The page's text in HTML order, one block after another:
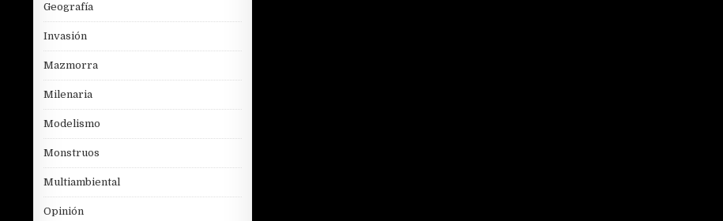
Geografía
Invasión
Mazmorra
Milenaria
Modelismo
Monstruos
Multiambiental
Opinión